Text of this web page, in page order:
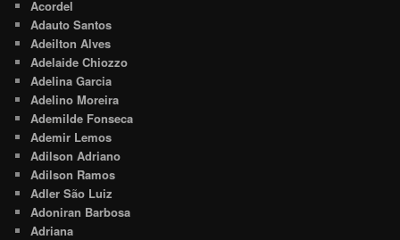
Acordel
Adauto Santos
Adeilton Alves
Adelaide Chiozzo
Adelina Garcia
Adelino Moreira
Ademilde Fonseca
Ademir Lemos
Adilson Adriano
Adilson Ramos
Adler São Luiz
Adoniran Barbosa
Adriana